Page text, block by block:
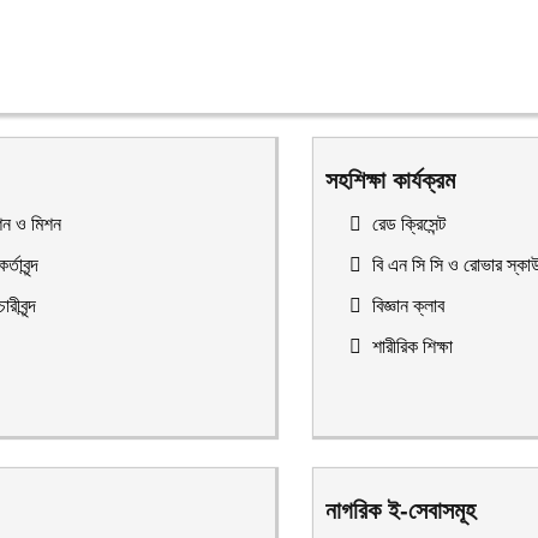
ও মিশন
সহশিক্ষা কার্যক্রম
রেড ক্রিসেন্ট
বি এন সি সি ও রোভার
বিজ্ঞান ক্লাব
শারীরিক শিক্ষা
নাগরিক ই-সেবাসমূহ